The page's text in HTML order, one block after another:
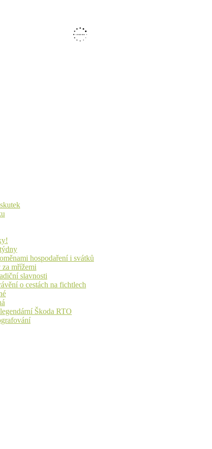
hospodaření i svátků
mřížemi
slavnosti
o cestách na fichtlech
Škoda RTO